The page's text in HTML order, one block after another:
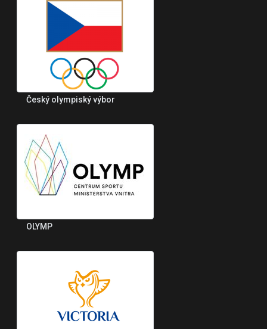
Český olympiský výbor
OLYMP